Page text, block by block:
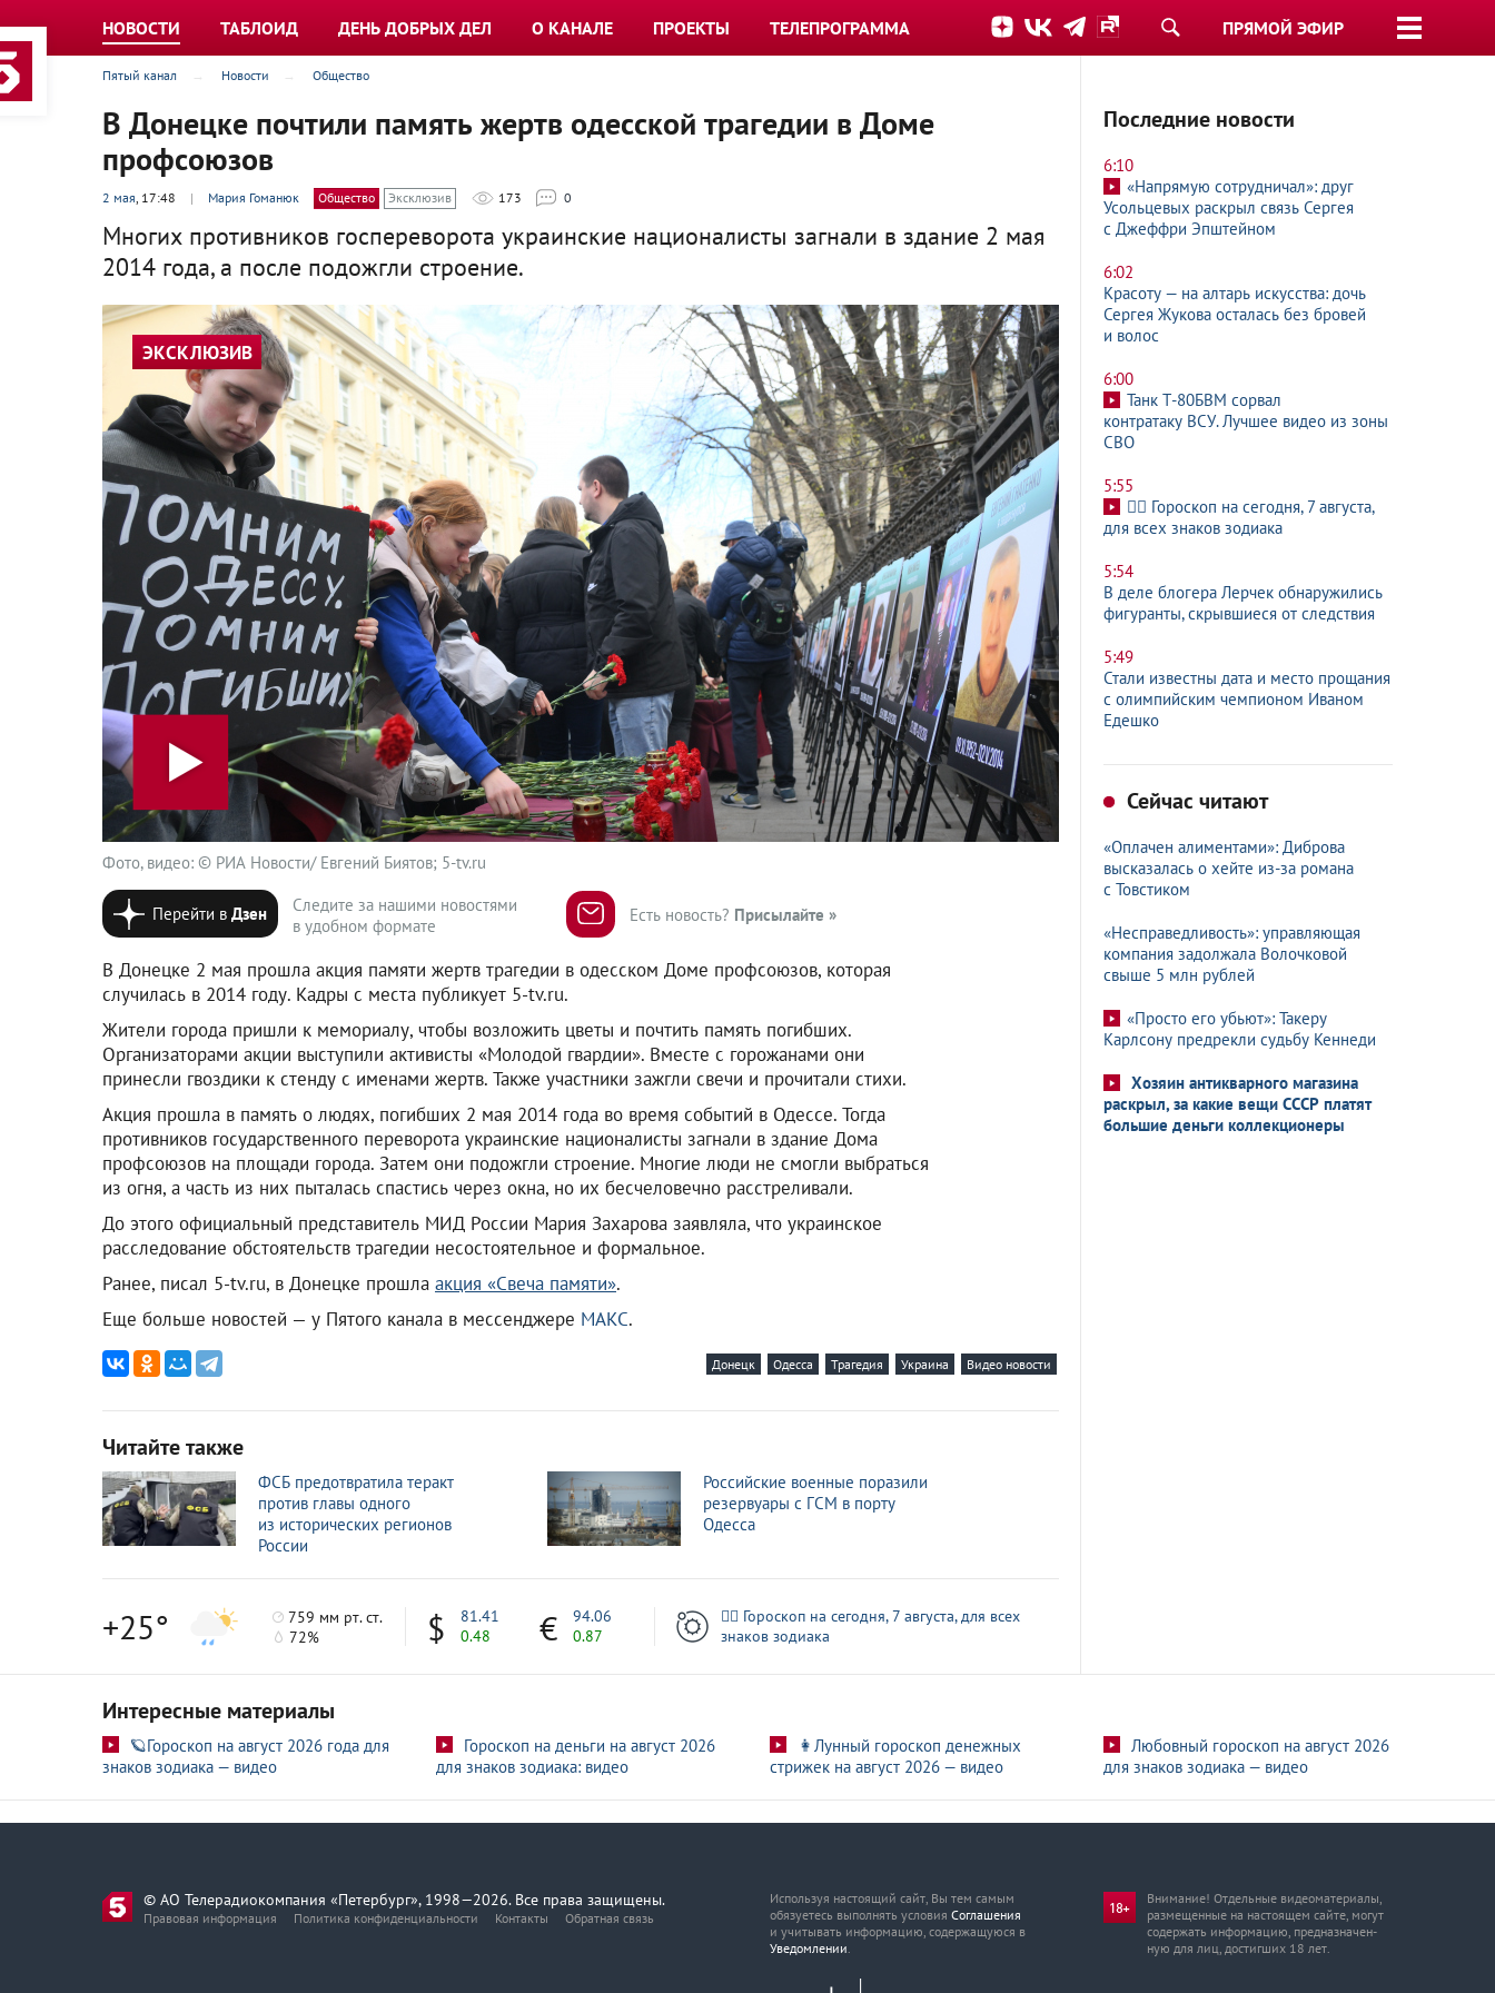
ПРЯМОЙ ЭФИР
НОВОСТИ ТАБЛОИД ДЕНЬ ДОБРЫХ ДЕЛ О КАНАЛЕ ПРОЕКТЫ ТЕЛЕПРОГРАММА
Пятый канал Новости Общество
В Донецке почтили память жертв одесской трагедии в Доме
профсоюзов
2 мая, 17:48 | Мария Гоманюк Общество Эксклюзив 173 0
Многих противников госпереворота украинские националисты загнали в здание 2 мая
2014 года, а после подожгли строение.
ЭКСКЛЮЗИВ
Фото, видео: © РИА Новости/ Евгений Биятов; 5-tv.ru
Перейти вДзен
Следите за нашими новостями
в удобном формате
Есть новость? Присылайте »
В Донецке 2 мая прошла акция памяти жертв трагедии в одесском Доме профсоюзов, которая
случилась в 2014 году. Кадры с места публикует 5-tv.ru.
Жители города пришли к мемориалу, чтобы возложить цветы и почтить память погибших.
Организаторами акции выступили активисты «Молодой гвардии». Вместе с горожанами они
принесли гвоздики к стенду с именами жертв. Также участники зажгли свечи и прочитали стихи.
Акция прошла в память о людях, погибших 2 мая 2014 года во время событий в Одессе. Тогда
противников государственного переворота украинские националисты загнали в здание Дома
профсоюзов на площади города. Затем они подожгли строение. Многие люди не смогли выбраться
из огня, а часть из них пыталась спастись через окна, но их бесчеловечно расстреливали.
До этого официальный представитель МИД России Мария Захарова заявляла, что украинское
расследование обстоятельств трагедии несостоятельное и формальное.
Ранее, писал 5-tv.ru, в Донецке прошла акция «Свеча памяти».
Еще больше новостей — у Пятого канала в мессенджере МАКС.
Донецк Одесса Трагедия Украина Видео новости
Читайте также
ФСБ предотвратила теракт
против главы одного
из исторических регионов
России
Российские военные поразили
резервуары с ГСМ в порту
Одесса
+25°
759 мм рт. ст.
72%
81.41
0.48
94.06
0.87
🧙‍♀ Гороскоп на сегодня, 7 августа, для всех
знаков зодиака
Последние новости
6:10
«Напрямую сотрудничал»: друг
Усольцевых раскрыл связь Сергея
с Джеффри Эпштейном
6:02
Красоту — на алтарь искусства: дочь
Сергея Жукова осталась без бровей
и волос
6:00
Танк Т-80БВМ сорвал
контратаку ВСУ. Лучшее видео из зоны
СВО
5:55
🧙‍♀ Гороскоп на сегодня, 7 августа,
для всех знаков зодиака
5:54
В деле блогера Лерчек обнаружились
фигуранты, скрывшиеся от следствия
5:49
Стали известны дата и место прощания
с олимпийским чемпионом Иваном
Едешко
Сейчас читают
«Оплачен алиментами»: Диброва
высказалась о хейте из-за романа
с Товстиком
«Несправедливость»: управляющая
компания задолжала Волочковой
свыше 5 млн рублей
«Просто его убьют»: Такеру
Карлсону предрекли судьбу Кеннеди
Хозяин антикварного магазина
раскрыл, за какие вещи СССР платят
большие деньги коллекционеры
Интересные материалы
🪐Гороскоп на август 2026 года для
знаков зодиака — видео
Гороскоп на деньги на август 2026
для знаков зодиака: видео
👩Лунный гороскоп денежных
стрижек на август 2026 — видео
Любовный гороскоп на август 2026
для знаков зодиака — видео
© АО Телерадиокомпания «Петербург», 1998—2026. Все права защищены.
Правовая информация Политика конфиденциальности Контакты Обратная связь
Используя настоящий сайт, Вы тем самым
обязуетесь выполнять условия Соглашения
и учитывать информацию, содержащуюся в
Уведомлении
Внимание! Отдельные видеоматериалы,
размещенные на настоящем сайте, могут
содержать информацию, предназначен­
ную для лиц, достигших 18 лет.